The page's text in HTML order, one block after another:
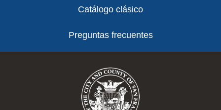
Catálogo clásico
Preguntas frecuentes